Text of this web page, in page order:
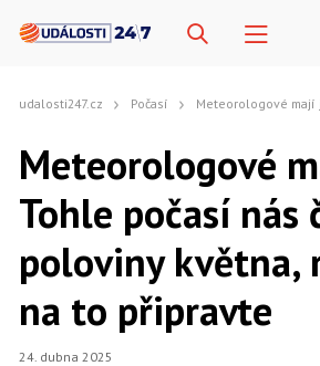
udalosti247.cz Počasí Meteorologové mají jasno. Tohle počasí
Meteorologové
Tohle počasí nás
poloviny května,
na to připravte
24. dubna 2025